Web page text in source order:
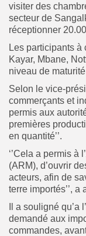
visiter des
secteur de
réceptionner
Les participants à
Kayar, Mbane,
niveau de
Selon le vice-
commerçants et
permis aux
premières
en quantité’’.
‘’Cela a permis à
(ARM), d’ouvrir
acteurs, afin de
terre importés’’,
Il a souligné qu’a
demandé aux
commandes,